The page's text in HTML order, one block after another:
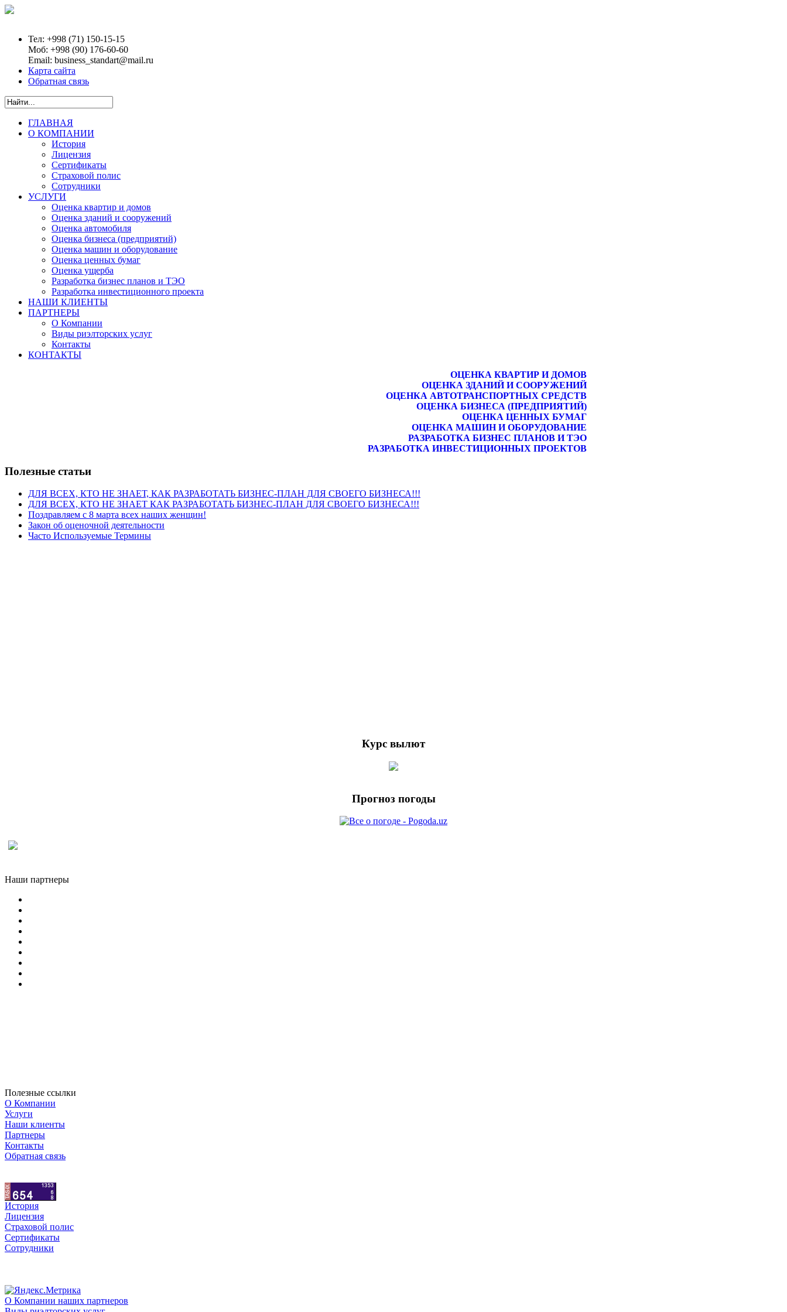
Тел: +998 (71) 150-15-15
Моб: +998 (90) 176-60-60
Email: business_standart@mail.ru
Карта сайта
Обратная связь
ГЛАВНАЯ
О КОМПАНИИ
История
Лицензия
Сертификаты
Страховой полис
Сотрудники
УСЛУГИ
Оценка квартир и домов
Оценка зданий и сооружений
Оценка автомобиля
Оценка бизнеса (предприятий)
Оценка машин и оборудование
Оценка ценных бумаг
Оценка ущерба
Разработка бизнес планов и ТЭО
Разработка инвестиционного проекта
НАШИ КЛИЕНТЫ
ПАРТНЕРЫ
О Компании
Виды риэлторских услуг
Контакты
КОНТАКТЫ
ОЦЕНКА КВАРТИР И ДОМОВ
ОЦЕНКА ЗДАНИЙ И СООРУЖЕНИЙ
ОЦЕНКА АВТОТРАНСПОРТНЫХ СРЕДСТВ
ОЦЕНКА БИЗНЕСА (ПРЕДПРИЯТИЙ)
ОЦЕНКА ЦЕННЫХ БУМАГ
ОЦЕНКА МАШИН И ОБОРУДОВАНИЕ
РАЗРАБОТКА БИЗНЕС ПЛАНОВ И ТЭО
РАЗРАБОТКА ИНВЕСТИЦИОННЫХ ПРОЕКТОВ
Полезные статьи
ДЛЯ ВСЕХ, КТО НЕ ЗНАЕТ, КАК РАЗРАБОТАТЬ БИЗНЕС-ПЛАН ДЛЯ СВОЕГО БИЗНЕСА!!!
ДЛЯ ВСЕХ, КТО НЕ ЗНАЕТ КАК РАЗРАБОТАТЬ БИЗНЕС-ПЛАН ДЛЯ СВОЕГО БИЗНЕСА!!!
Поздравляем с 8 марта всех наших женщин!
Закон об оценочной деятельности
Часто Используемые Термины
Курс вылют
Прогноз погоды
Наши партнеры
Полезные ссылки
О Компании
Услуги
Наши клиенты
Партнеры
Контакты
Обратная связь
История
Лицензия
Страховой полис
Сертификаты
Сотрудники
О Компании наших партнеров